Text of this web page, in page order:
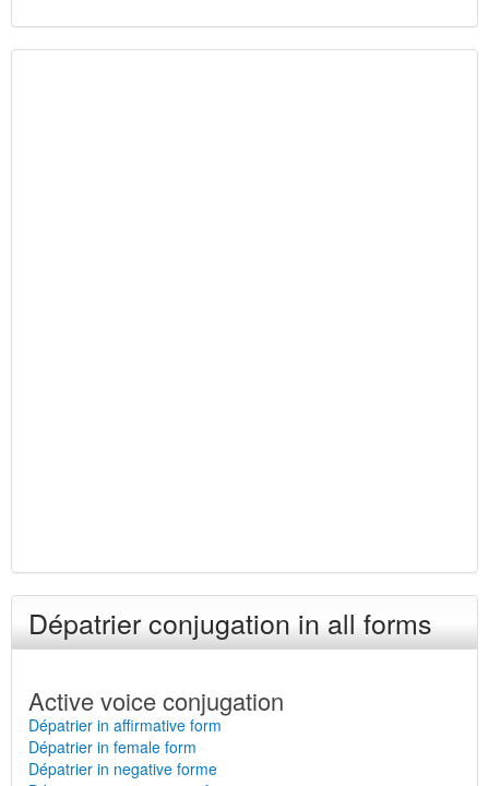
Dépatrier conjugation in all forms
Active voice conjugation
Dépatrier in affirmative form
Dépatrier in female form
Dépatrier in negative forme